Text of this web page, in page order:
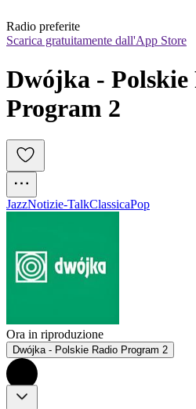
Radio preferite
Scarica gratuitamente dall'App Store
Dwójka - Polskie
JazzNotizie-TalkClassicaPop
Ora in riproduzione
Dwójka - Polskie Radio Program 2